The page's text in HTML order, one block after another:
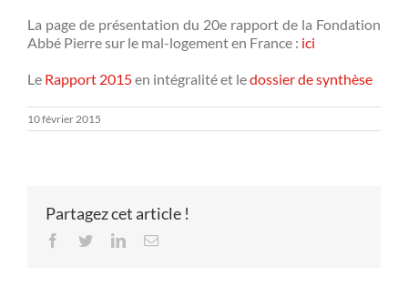
La page de présentation du 20e rapport de la Fondation
Abbé Pierre sur le mal-logement en France : ici
Le Rapport 2015en intégralité et ledossier de synthèse
10 février 2015
Partagez cet article !
Facebook
TwitterLinkedInEmail